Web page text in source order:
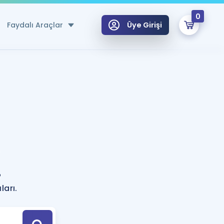
Faydalı Araçlar
Hesaplama Aracı
için Öneriler
Tek Takvimde
Üye Girişi
0
Hoca ile seni sınava hazırlayacak onlarca eğitim seni bekliyor!